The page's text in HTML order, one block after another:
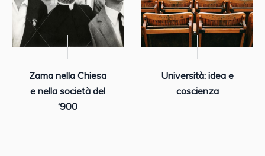
Zama nella Chiesa
e nella società del
‘900
Università: idea e
coscienza